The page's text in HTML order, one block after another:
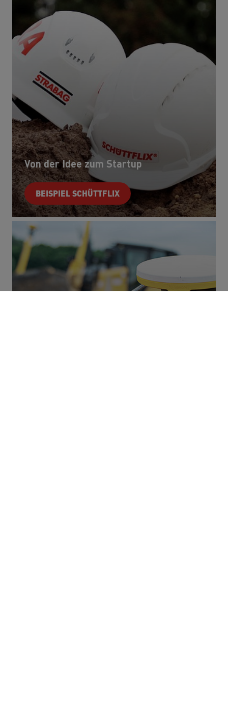
Von der Idee zum Startup
BEISPIEL SCHÜTTFLIX